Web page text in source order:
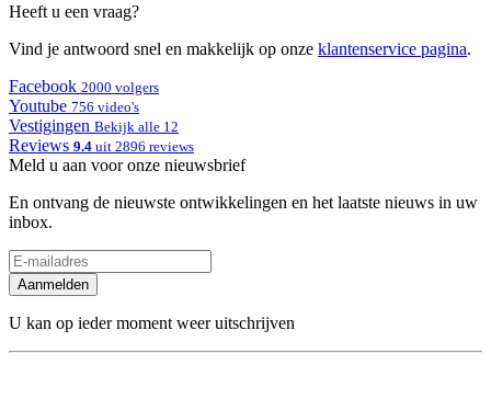
Heeft u een vraag?
Vind je antwoord snel en makkelijk op onze klantenservice pagina.
Facebook 2000 volgers
Youtube 756 video's
Vestigingen Bekijk alle 12
Reviews 9.4 uit 2896 reviews
Meld u aan voor onze nieuwsbrief
En ontvang de nieuwste ontwikkelingen en het laatste nieuws in uw
inbox.
Aanmelden
U kan op ieder moment weer uitschrijven